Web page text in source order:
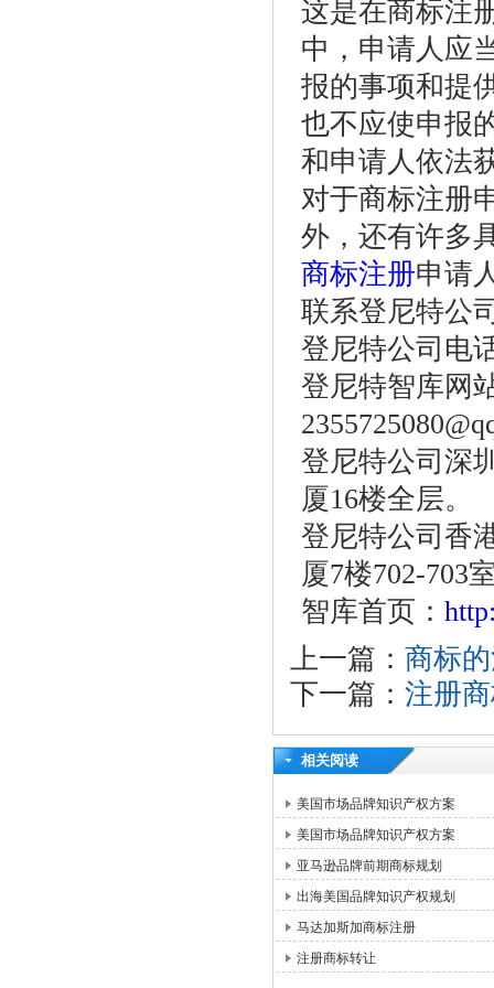
这是在商标注
中，申请人应
报的事项和提
也不应使申报
和申请人依法
对于商标注册
外，还有许多
商标注册申请
联系登尼特公
登尼特公司电
登尼特智库网
登尼特公司深
厦16楼全层。
登尼特公司香
厦7楼702-703
智库首页：
上一篇： 商标
下一篇： 注册
相关阅读
美国市场品牌知识产权方案
美国市场品牌知识产权方案
亚马逊品牌前期商标规划
出海美国品牌知识产权规划
马达加斯加商标注册
注册商标转让